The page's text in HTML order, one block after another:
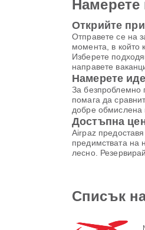
Намерете
Открийте
Отправете се на
момента, в който
Изберете
направете
Намерете
За безпроблемно
помага да
добре обмислена
Достъпна
Airpaz
предимствата на
лесно.
Списък